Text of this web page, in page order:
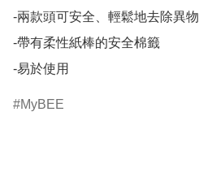
-兩款頭可安全、輕鬆地去除異物
-帶有柔性紙棒的安全棉籤
-易於使用
MyBEE